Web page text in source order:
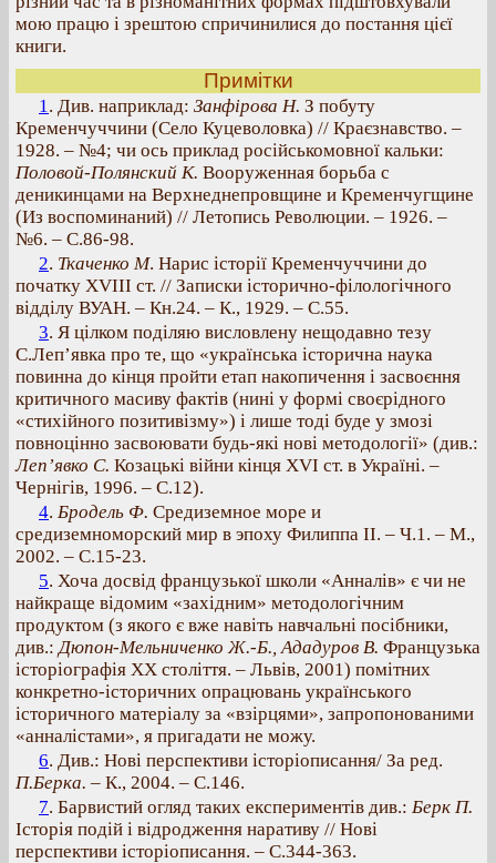
мою працю і зрештою спричинилися до постання цієї
книги.
Примітки
1. Див. наприклад: Занфірова Н. З побуту
Кременчуччини (Село Куцеволовка) // Краєзнавство. –
1928. – №4; чи ось приклад російськомовної кальки:
Половой-Полянский К. Вооруженная борьба с
деникинцами на Верхнеднепровщине и Кременчугщине
(Из воспоминаний) // Летопись Революции. – 1926. –
№6. – С.86-98.
2. Ткаченко М. Нарис історії Кременчуччини до
початку ХVIII ст. // Записки історично-філологічного
відділу ВУАН. – Кн.24. – К., 1929. – С.55.
3. Я цілком поділяю висловлену нещодавно тезу
С.Леп’явка про те, що «українська історична наука
повинна до кінця пройти етап накопичення і засвоєння
критичного масиву фактів (нині у формі своєрідного
«стихійного позитивізму») і лише тоді буде у змозі
повноцінно засвоювати будь-які нові методології» (див.:
Леп’явко С. Козацькі війни кінця ХVI ст. в Україні. –
Чернігів, 1996. – С.12).
4. Бродель Ф. Средиземное море и
средиземноморский мир в эпоху Филиппа ІІ. – Ч.1. – М.,
2002. – С.15-23.
5. Хоча досвід французької школи «Анналів» є чи не
найкраще відомим «західним» методологічним
продуктом (з якого є вже навіть навчальні посібники,
див.:Дюпон-Мельниченко Ж.-Б., Ададуров В. Французька
історіографія ХХ століття. – Львів, 2001) помітних
конкретно-історичних опрацювань українського
історичного матеріалу за «взірцями», запропонованими
«анналістами», я пригадати не можу.
6. Див.: Нові перспективи історіописання/ За ред.
П.Берка. – К., 2004. – С.146.
7. Барвистий огляд таких експериментів див.: Берк П.
Історія подій і відродження наративу // Нові
перспективи історіописання. – С.344-363.